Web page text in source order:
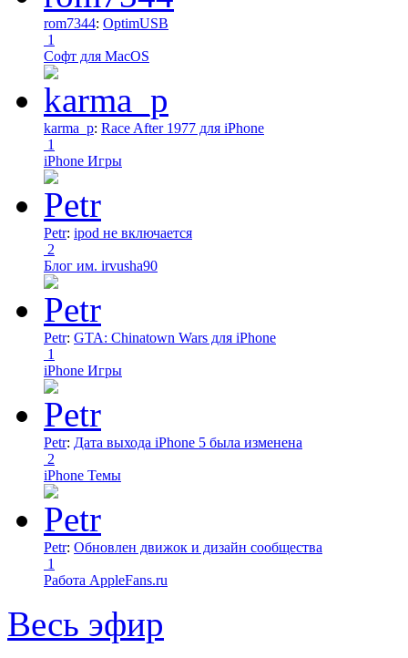
rom7344: OptimUSB
1
Софт для MacOS
karma_p: Race After 1977 для iPhone
1
iPhone Игры
Petr: ipod не включается
2
Блог им. irvusha90
Petr: GTA: Chinatown Wars для iPhone
1
iPhone Игры
Petr: Дата выхода iPhone 5 была изменена
2
iPhone Темы
Petr: Обновлен движок и дизайн сообщества
1
Работа AppleFans.ru
Весь эфир